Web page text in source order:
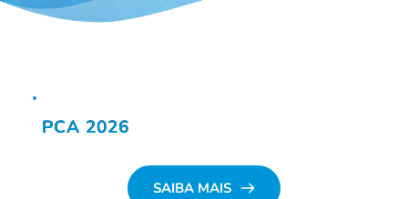
PCA 2026
SAIBA MAIS